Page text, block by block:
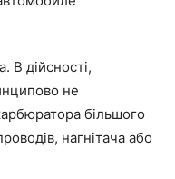
В дійсності,
не
більшого
нагнітача або